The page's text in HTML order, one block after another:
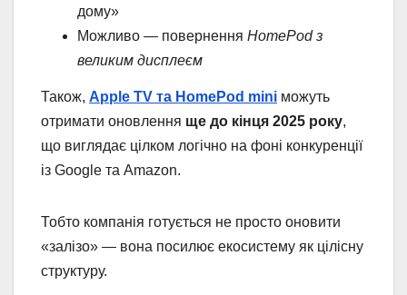
дому»
Можливо — повернення HomePod з
великим дисплеєм
Також, Apple TV та HomePod mini можуть
отримати оновлення ще до кінця 2025 року,
що виглядає цілком логічно на фоні конкуренції
із Google та Amazon.
Тобто компанія готується не просто оновити
«залізо» — вона посилює екосистему як цілісну
структуру.